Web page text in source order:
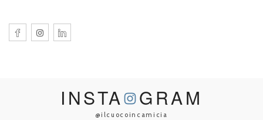
INSTA GRAM
@ilcuocoincamicia